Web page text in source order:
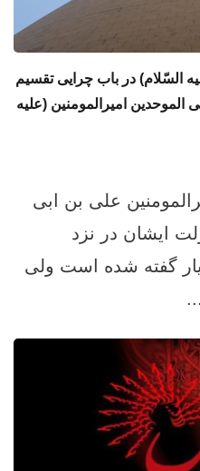
السّلام) در باب چرایی تقسیم
امیرالمومنین (علیه
علی بن ابی
ایشان در نزد
گفته شده است ولی